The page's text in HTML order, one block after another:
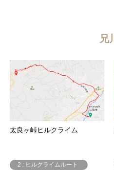
兄川
太良ヶ峠ヒルクライム
2 : ヒルクライムルート